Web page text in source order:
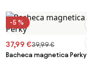
-5 %
37,99 €39,99 €
Bacheca magnetica Perky